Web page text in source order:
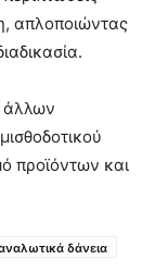
απλοποιώντας
άλλων
προϊόντων και
δάνεια